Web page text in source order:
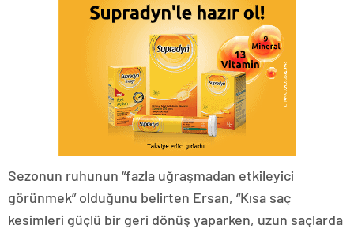
Sezonun ruhunun “fazla uğraşmadan etkileyici
görünmek” olduğunu belirten Ersan, “Kısa saç
kesimleri güçlü bir geri dönüş yaparken, uzun saçlarda